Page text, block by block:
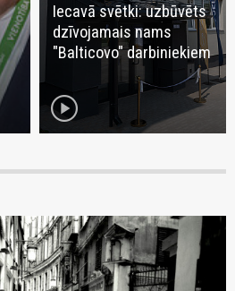
Iecavā svētki: uzbūvēts
dzīvojamais nams
"Balticovo" darbiniekiem
play_circle